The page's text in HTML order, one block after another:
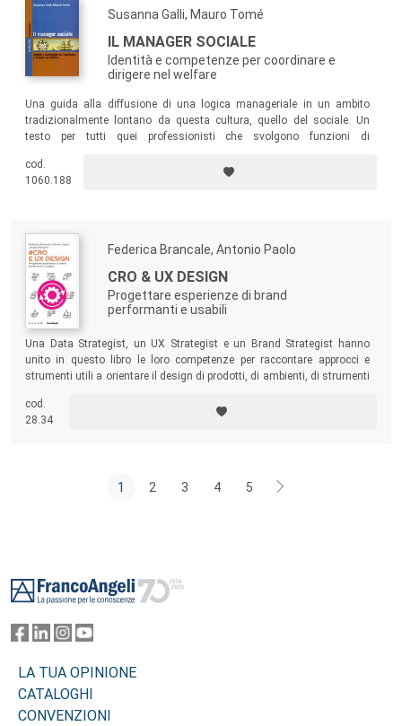
Susanna Galli, Mauro Tomé
IL MANAGER SOCIALE
Identità e competenze per coordinare e
dirigere nel welfare
Una guida alla diffusione di una logica manageriale in un ambito
tradizionalmente lontano da questa cultura, quello del sociale. Un
testo per tutti quei professionisti che svolgono funzioni di
cod.
1060.188
Federica Brancale, Antonio Paolo
CRO & UX DESIGN
Progettare esperienze di brand
performanti e usabili
Una Data Strategist, un UX Strategist e un Brand Strategist hanno
unito in questo libro le loro competenze per raccontare approcci e
strumenti utili a orientare il design di prodotti, di ambienti, di strumenti
cod.
28.34
1 2 3 4 5
LA TUA OPINIONE
CATALOGHI
CONVENZIONI